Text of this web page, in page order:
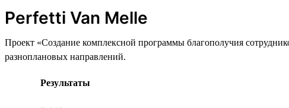
Perfetti Van Melle
Проект «Создание комплексной программы благополучия
разноплановых направлений.
Результаты